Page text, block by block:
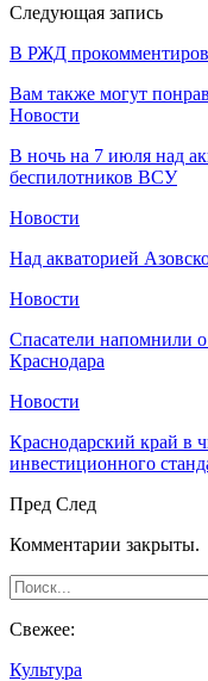
Следующая запись
В РЖД
Вам также могут
Новости
В ночь на 7 июля над
беспилотников ВСУ
Новости
Над акваторией
Новости
Спасатели напомнили
Краснодара
Новости
Краснодарский край в
инвестиционного
Пред След
Комментарии закрыты.
Свежее:
Культура